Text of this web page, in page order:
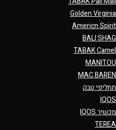
Golden Virginia
Americn Spirit
BALI SHAG
TABAK Camel
MANITOU
MAC BAREN
תחליפי טבק
IQOS
מכשיר IQOS
TEREA